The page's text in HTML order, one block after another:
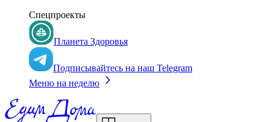
Спецпроекты
Планета Здоровья
Подписывайтесь на наш Telegram
Меню на неделю